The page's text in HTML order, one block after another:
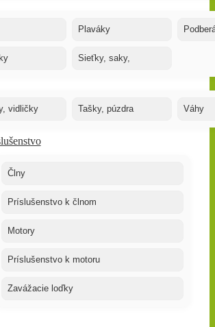
Plaváky
Sieťky, saky,
vidličky Tašky, púzdra Váhy
Člny
Príslušenstvo k člnom
Motory
Príslušenstvo k motoru
Zavážacie loďky